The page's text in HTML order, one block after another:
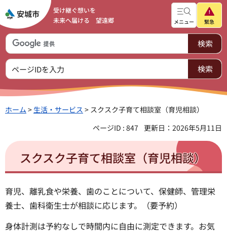
受け継ぐ想いを
未来へ届ける 望遠郷
メニュー 緊急
ホーム > 生活・サービス > スクスク子育て相談室（育児相談）
ページID : 847
更新日：2026年5月11日
スクスク子育て相談室（育児相談）
育児、離乳食や栄養、歯のことについて、保健師、管理栄
養士、歯科衛生士が相談に応じます。（要予約）
身体計測は予約なしで時間内に自由に測定できます。お気